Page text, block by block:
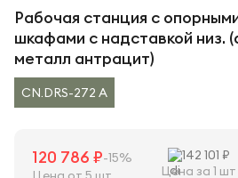
Рабочая станция с
шкафами с надставкой низ.
металл антрацит)
CN.DRS-272 A
120 786 ₽-15%
142 101 ₽
Цена за 1 шт